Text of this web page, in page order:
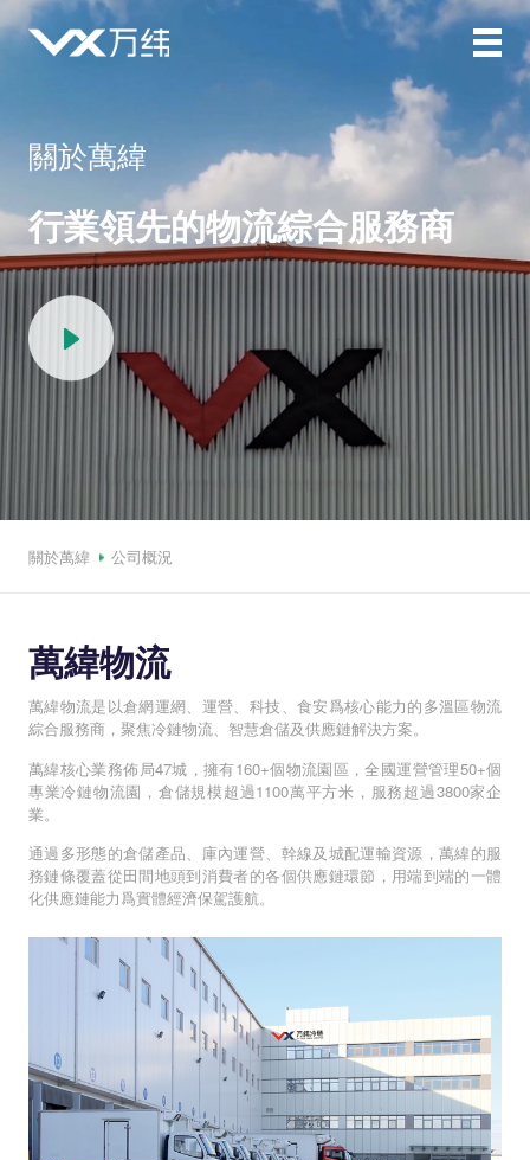
關於萬緯
行業領先的物流綜合服務商
關於萬緯 公司概況
萬緯物流
萬緯物流是以倉網運網、運營、科技、食安爲核心能力的多溫區物流
綜合服務商，聚焦冷鏈物流、智慧倉儲及供應鏈解決方案。
萬緯核心業務佈局47城，擁有160+個物流園區，全國運營管理50+個
專業冷鏈物流園，倉儲規模超過1100萬平方米，服務超過3800家企
業。
通過多形態的倉儲產品、庫內運營、幹線及城配運輸資源，萬緯的服
務鏈條覆蓋從田間地頭到消費者的各個供應鏈環節，用端到端的一體
化供應鏈能力爲實體經濟保駕護航。